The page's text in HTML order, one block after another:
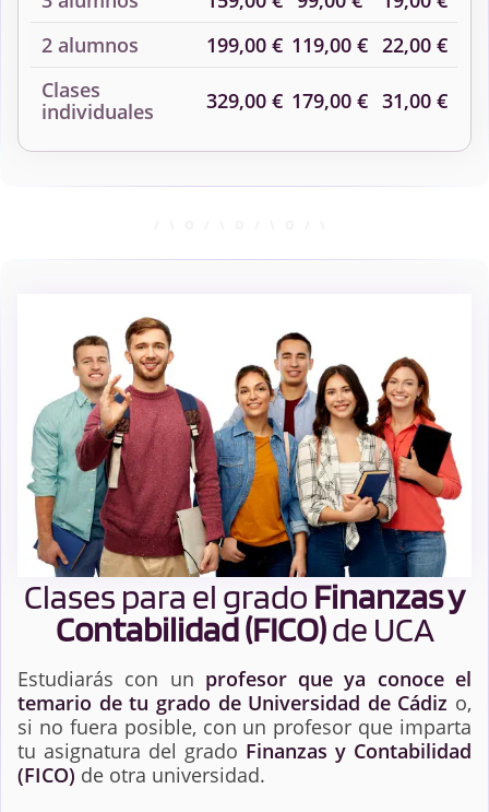
2 alumnos
199,00 € 119,00 € 22,00 €
Clases
individuales
329,00 € 179,00 € 31,00 €
Clases para el grado Finanzas y
Contabilidad (FICO)de UCA
Estudiarás con un profesor que ya conoce el
temario de tu grado de Universidad de Cádiz o,
si no fuera posible, con un profesor que imparta
tu asignatura del grado Finanzas y Contabilidad
(FICO) de otra universidad.